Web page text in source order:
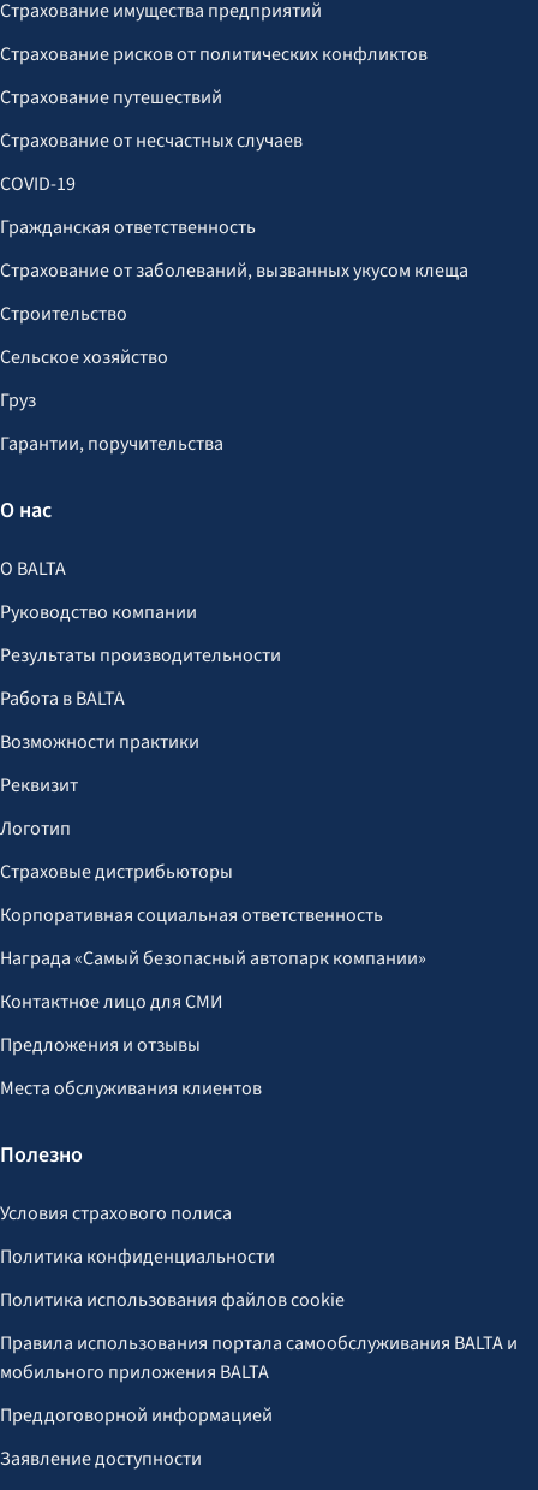
Страхование имущества предприятий
Страхование рисков от политических конфликтов
Страхование путешествий
Страхование от несчастных случаев
COVID-19
Гражданская ответственность
Страхование от заболеваний, вызванных укусом клеща
Строительство
Сельское хозяйство
Груз
Гарантии, поручительства
О нас
О BALTA
Руководство компании
Результаты производительности
Работа в BALTA
Возможности практики
Реквизит
Логотип
Страховые дистрибьюторы
Корпоративная социальная ответственность
Награда «Самый безопасный автопарк компании»
Контактное лицо для СМИ
Предложения и отзывы
Места обслуживания клиентов
Полезно
Условия страхового полиса
Политика конфиденциальности
Политика использования файлов cookie
Правила использования портала самообслуживания BALTA и
мобильного приложения BALTA
Преддоговорной информацией
Заявление доступности